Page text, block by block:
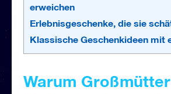
erweichen
Erlebnisgeschenke, die sie
Klassische Geschenkideen mit
Warum